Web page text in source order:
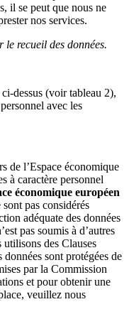
il se peut que nous ne
nos services.
le recueil des données.
dessus (voir tableau 2),
avec les
de l’Espace économique
à caractère personnel
économique européen
pas considérés
adéquate des données
pas soumis à d’autres
utilisons des Clauses
sont protégées de
par la Commission
et pour obtenir une
veuillez nous